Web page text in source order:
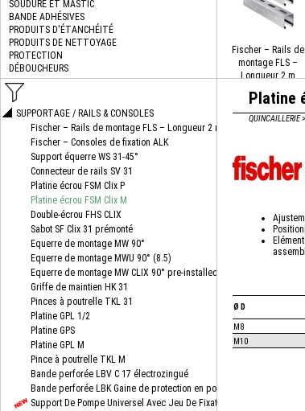
Fischer – Rails de
montage FLS –
Longueur 2 m